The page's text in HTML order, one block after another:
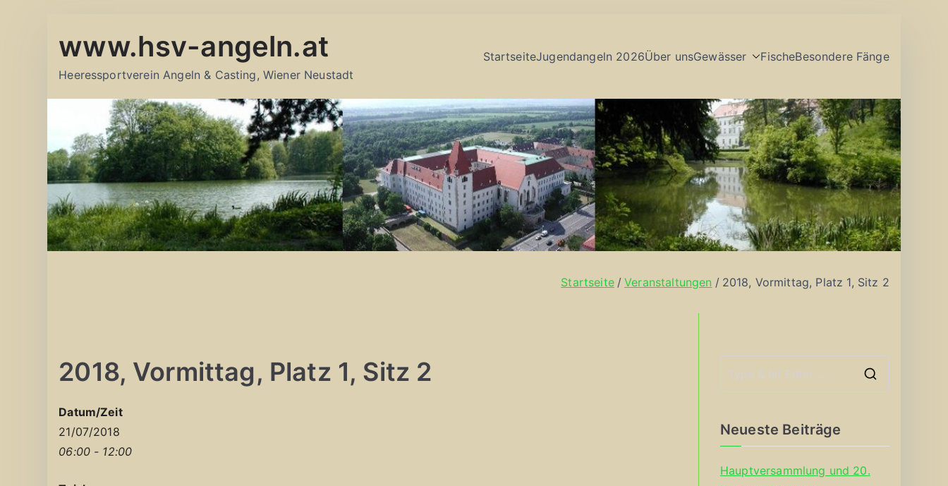
Inhalt
www.hsv-angeln.at
Heeressportverein Angeln & Casting, Wiener Neustadt
StartseiteJugendangeln 2026Über unsGewässer FischeBesondere Fänge
Startseite Veranstaltungen 2018, Vormittag, Platz 1, Sitz 2
2018, Vormittag, Platz 1, Sitz 2
Datum/Zeit
21/07/2018
06:00 - 12:00
Neueste Beiträge
Hauptversammlung und 20.